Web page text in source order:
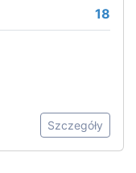
18
Szczegóły